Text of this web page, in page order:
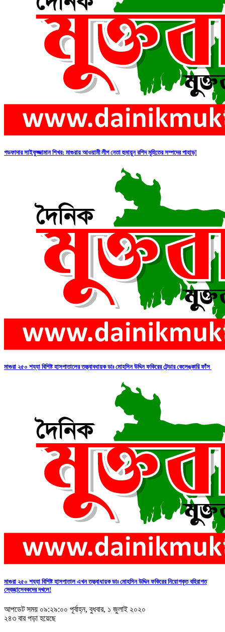
গডফাদার সাইফুজ্জামান শিখর: মাগুরায় আওয়ামী লীগ নেতা হুমায়ুন রশিদ মুহিতের সম্পদের পাহাড়!
মাগুরা ২৫০ শয্যা বিশিষ্ট হাসপাতালের তত্ত্বাবধায়ক ডাঃ মোহসিন উদ্দিন ফকিরের টেন্ডার কেলেঙ্কারি ফাঁস
মাগুরা ২৫০ শয্যা বিশিষ্ট হাসপাতাল এখন তত্ত্বাধায়ক ডাঃ মোহসিন উদ্দিন ফকিরের নিয়োগকৃত বহিরাগত
স্বেচ্ছাসেবকদের দখলে!
আপডেট সময় ০৯:২৯:০০ পূর্বাহ্ন, বুধবার, ১ জুলাই ২০২০
২৪৩ বার পড়া হয়েছে